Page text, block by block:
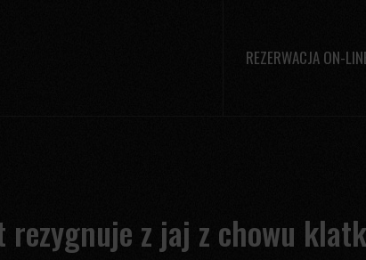
REZERWACJA ON-
rezygnuje z jaj z chowu